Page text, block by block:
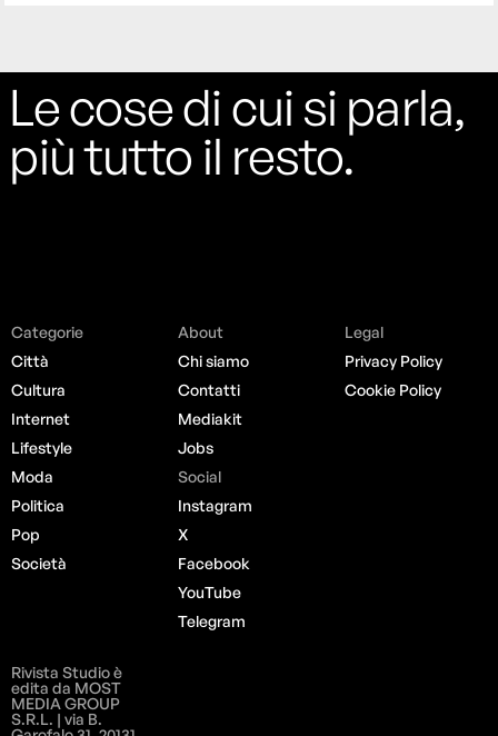
Le cose di cui si parla,
più tutto il resto.
Categorie
Città
Cultura
Internet
Lifestyle
Moda
Politica
Pop
Società
About
Chi siamo
Contatti
Mediakit
Jobs
Social
Instagram
X
Facebook
YouTube
Telegram
Legal
Privacy Policy
Cookie Policy
Rivista Studio è
edita da MOST
MEDIA GROUP
S.R.L. | via B.